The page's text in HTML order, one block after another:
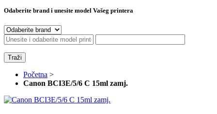
Odaberite brand i unesite model Vašeg printera
Traži
Početna >
Canon BCI3E/5/6 C 15ml zamj.